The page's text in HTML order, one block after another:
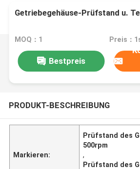
Getriebegehäuse-Prüfstand u.
MOQ：1
Bestpreis
PRODUKT-BESCHREIBUNG
Markieren:
Prüfstand des
500rpm
,
Prüfstand des